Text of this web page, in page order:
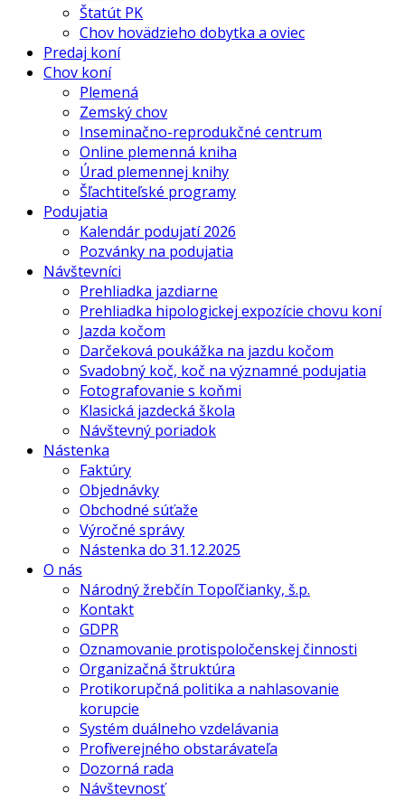
Štatút PK
Chov hovädzieho dobytka a oviec
Predaj koní
Chov koní
Plemená
Zemský chov
Inseminačno-reprodukčné centrum
Online plemenná kniha
Úrad plemennej knihy
Šľachtiteľské programy
Podujatia
Kalendár podujatí 2026
Pozvánky na podujatia
Návštevníci
Prehliadka jazdiarne
Prehliadka hipologickej expozície chovu koní
Jazda kočom
Darčeková poukážka na jazdu kočom
Svadobný koč, koč na významné podujatia
Fotografovanie s koňmi
Klasická jazdecká škola
Návštevný poriadok
Nástenka
Faktúry
Objednávky
Obchodné súťaže
Výročné správy
Nástenka do 31.12.2025
O nás
Národný žrebčín Topoľčianky, š.p.
Kontakt
GDPR
Oznamovanie protispoločenskej činnosti
Organizačná štruktúra
Protikorupčná politika a nahlasovanie
korupcie
Systém duálneho vzdelávania
Profil verejného obstarávateľa
Dozorná rada
Návštevnosť